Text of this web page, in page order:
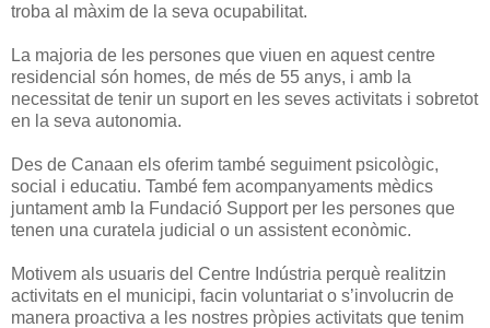
troba al màxim de la seva ocupabilitat.
La majoria de les persones que viuen en aquest centre
residencial són homes, de més de 55 anys, i amb la
necessitat de tenir un suport en les seves activitats i sobretot
en la seva autonomia.
Des de Canaan els oferim també seguiment psicològic,
social i educatiu. També fem acompanyaments mèdics
juntament amb la Fundació Support per les persones que
tenen una curatela judicial o un assistent econòmic.
Motivem als usuaris del Centre Indústria perquè realitzin
activitats en el municipi, facin voluntariat o s’involucrin de
manera proactiva a les nostres pròpies activitats que tenim